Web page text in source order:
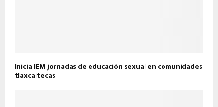
Inicia IEM jornadas de educación sexual en comunidades
tlaxcaltecas